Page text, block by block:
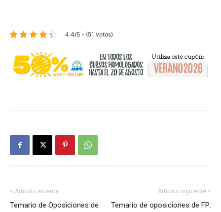
4.4/5 - (51 votos)
< Artículo anterior
Temario de Oposiciones de
Artículo siguiente >
Temario de oposiciones de FP: